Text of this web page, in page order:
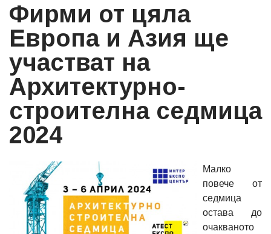
Фирми от цяла
Европа и Азия ще
участват на
Архитектурно-
строителна седмица
2024
Малко
повече от
седмица
остава до
очакваното